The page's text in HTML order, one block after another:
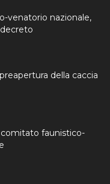
venatorio nazionale,
della caccia
faunistico-